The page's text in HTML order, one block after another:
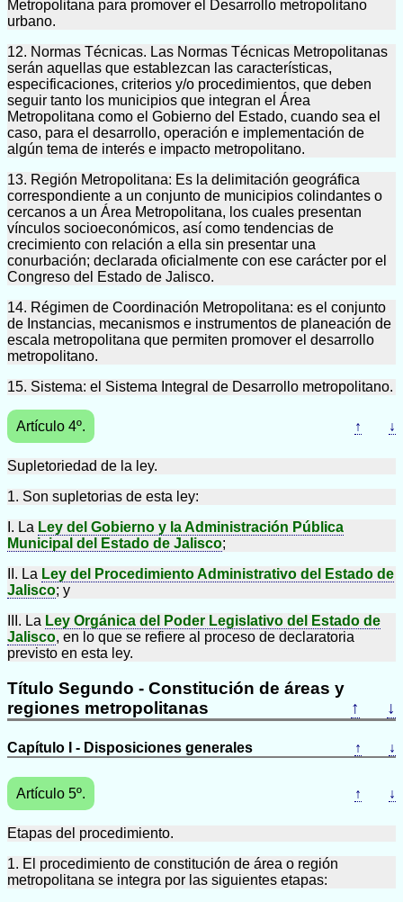
Metropolitana para promover el Desarrollo metropolitano
urbano.
12. Normas Técnicas. Las Normas Técnicas Metropolitanas
serán aquellas que establezcan las características,
especificaciones, criterios y/o procedimientos, que deben
seguir tanto los municipios que integran el Área
Metropolitana como el Gobierno del Estado, cuando sea el
caso, para el desarrollo, operación e implementación de
algún tema de interés e impacto metropolitano.
13. Región Metropolitana: Es la delimitación geográfica
correspondiente a un conjunto de municipios colindantes o
cercanos a un Área Metropolitana, los cuales presentan
vínculos socioeconómicos, así como tendencias de
crecimiento con relación a ella sin presentar una
conurbación; declarada oficialmente con ese carácter por el
Congreso del Estado de Jalisco.
14. Régimen de Coordinación Metropolitana: es el conjunto
de Instancias, mecanismos e instrumentos de planeación de
escala metropolitana que permiten promover el desarrollo
metropolitano.
15. Sistema: el Sistema Integral de Desarrollo metropolitano.
Artículo 4º. ↑ ↓
Supletoriedad de la ley.
1. Son supletorias de esta ley:
I. La Ley del Gobierno y la Administración Pública
Municipal del Estado de Jalisco;
II. La Ley del Procedimiento Administrativo del Estado de
Jalisco; y
III. La Ley Orgánica del Poder Legislativo del Estado de
Jalisco, en lo que se refiere al proceso de declaratoria
previsto en esta ley.
Título Segundo - Constitución de áreas y
regiones metropolitanas
↑ ↓
Capítulo I - Disposiciones generales ↑ ↓
Artículo 5º. ↑ ↓
Etapas del procedimiento.
1. El procedimiento de constitución de área o región
metropolitana se integra por las siguientes etapas: